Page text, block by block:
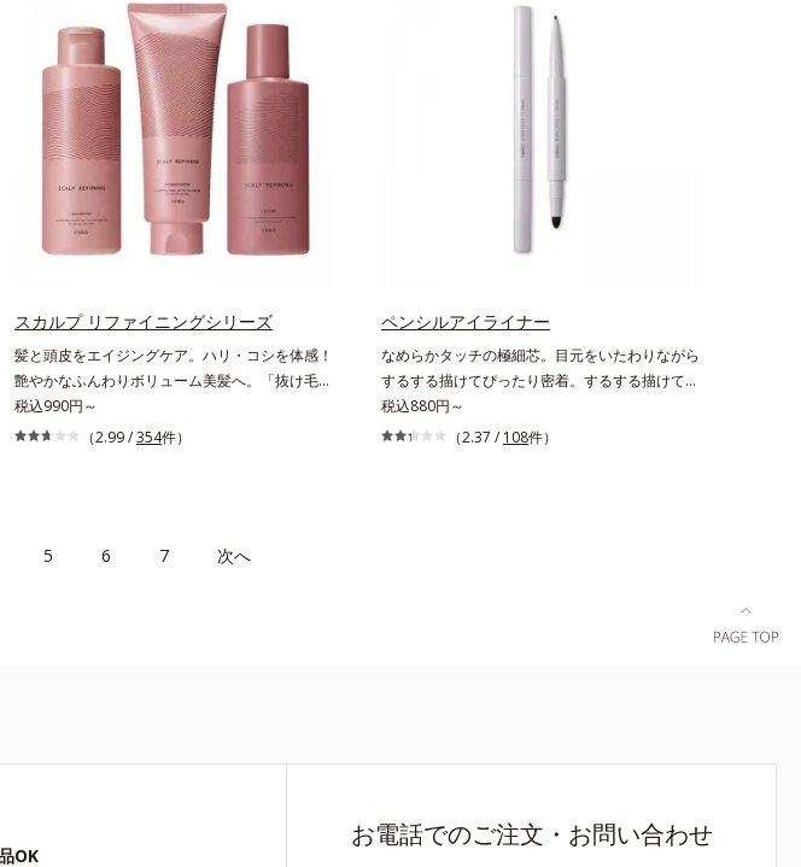
保ち、ハリ・ツヤを与える保湿成分*10 気持ちの
こと各商品の詳しい情報は商品ページをご覧くだ
さい。・BEAUTY夏祭りは、こちら
が肌全層(*2)に働きかけて、肌のうるおいをグン
とアップ＆リッチなクリームのようにぴたっと密
着。乾燥による小ジワを目立たなく(*1)し、つる
んとしたハリ肌に仕上げます。むやみに隠すので
はなくふわりと光を拡散させ、メイク×スキンケ
アのW効果で軽やかな美肌を印象づけます。紫外
線吸収剤フリーなのに高SPF値、さらにスキンプ
ロテクト複合成分(*3)が、ブルーライト、紫外
線、大気中の微粒子汚れなどの外的ダメージから
肌表面をガードします。【カバー効果】保湿性凹
届けながら、光拡散効果で乾燥小ジワや毛穴もカ
リ防止成分(*5)テカリの主成分を選択的に吸収
し、うるおいはしっかり残すことでカバー力を保
ちます。*1 メイク効果による*2 角層の範囲内*3
スキンプロテクト※複合成分配合＝肌を保護し、
（カバー成分）*5 アクリレーツコポリマー
合。これまでの乾燥・テカリへのケアはそのまま
に、肌荒れ・ニキビ予防など“今”の肌悩みに応
いを逃しやすい男性肌に着目し、アイテム同士を
なじみやすくする「うるおいコネクト設計」を採
印象な清潔透明肌(*1)へ導きます。*1 うるおい
かさ印象が高く評価されたこと*3 2022年12月
22日時点で、科学文献データベースPubMed及
びGoogle scholarにより国内化粧品業界におい
て該当文献がないことを確認（ポーラ化成研究所
スカルプ リファイニングシリーズ
髪と頭皮をエイジングケア。ハリ・コシを体感！
艶やかなふんわりボリューム美髪へ。「抜け毛が
目立つ」「ボリュームがない」「ハリ・コシがな
い」という年齢による3大髪悩みには、スカルプ
ドボタニカルエキス(*2)」を配合。艶やかな、ふ
税込990円～
（2.99 /354件）
ペンシルアイライナー
なめらかタッチの極細芯。目元をいたわりながら
するする描けてぴったり密着。するする描けてぴ
ったり密着。なめらかタッチの極細芯アイライナ
ーです。繊細な目のキワにも優しいタッチでする
税込880円～
（2.37 / 108件）
5 6 7 次へ
OK
お電話でのご注文・お問い合わせ